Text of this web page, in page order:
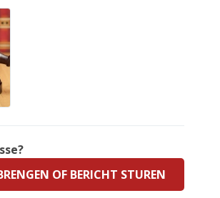
OF BERICHT STUREN